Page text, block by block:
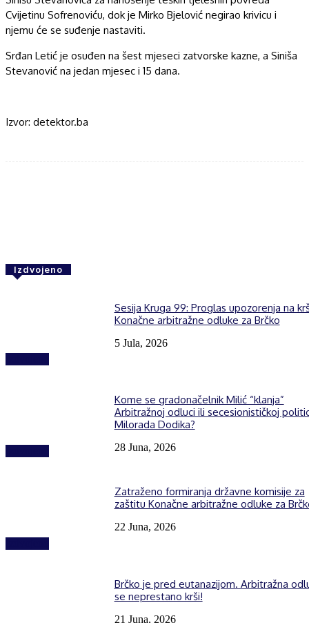
Cvijetinu Sofrenoviću, dok je Mirko Bjelović negirao krivicu i
njemu će se suđenje nastaviti.
Srđan Letić je osuđen na šest mjeseci zatvorske kazne, a Siniša
Stevanović na jedan mjesec i 15 dana.
Izvor: detektor.ba
Izdvojeno
Sesija Kruga 99: Proglas upozorenja na
Konačne arbitražne odluke za Brčko
5 Jula, 2026
Kome se gradonačelnik Milić “klanja”
Arbitražnoj odluci ili secesionističkoj
Milorada Dodika?
28 Juna, 2026
Zatraženo formiranja državne komisije za
zaštitu Konačne arbitražne odluke za
22 Juna, 2026
Brčko je pred eutanazijom. Arbitražna
se neprestano krši!
21 Juna, 2026